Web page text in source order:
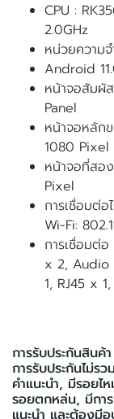
CPU :
2.0GHz
หน่วยความ
Android
หน้าจอสัมผั
Panel
หน้าจอหลัก
1080 Pixel
หน้าจอที่สอ
Pixel
การเชื่อมต่
Wi-Fi:
การเชื่อมต่
x 2, Audio
1, RJ45 x
การรับประกันสินค้
การรับประกันไม่ร
คำแนะนำ, มีรอย
รอยตกหล่น, มีการ
แนะนำ และต้องมี